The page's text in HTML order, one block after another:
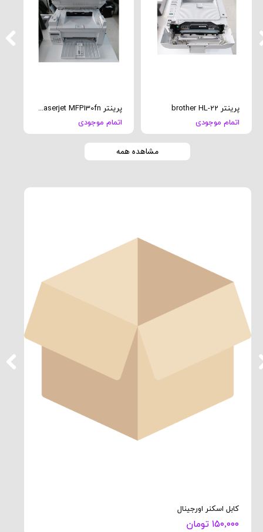
پرینتر HP Laserjet MFP130fn
اتمام موجودی
پرینتر brother HL-22
اتمام موجودی
مشاهده همه
کابل اسکنر اورجینال
۱۵۰,۰۰۰ تومان